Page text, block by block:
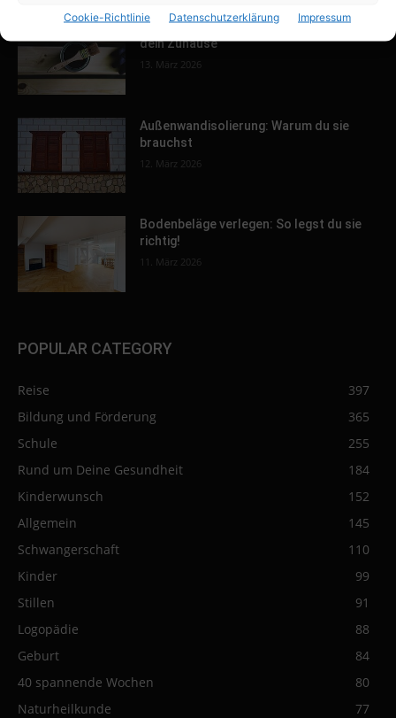
Cookie-Richtlinie Datenschutzerklärung Impressum
Keller ausbauen: Tipps und Ideen für
dein Zuhause
13. März 2026
Außenwandisolierung: Warum du sie
brauchst
12. März 2026
Bodenbeläge verlegen: So legst du sie
richtig!
11. März 2026
POPULAR CATEGORY
Reise
397
Bildung und Förderung
365
Schule
255
Rund um Deine Gesundheit
184
Kinderwunsch
152
Allgemein
145
Schwangerschaft
110
Kinder
99
Stillen
91
Logopädie
88
Geburt
84
40 spannende Wochen
80
Naturheilkunde
77